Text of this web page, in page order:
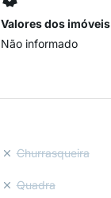
Valores dos imóveis
Não informado
Churrasqueira
Quadra